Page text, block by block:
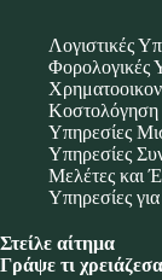
Λογιστικές
Φορολογικές
Κοστολόγηση
Υπηρεσίες
Υπηρεσίες
Μελέτες και
Υπηρεσίες για
Στείλε αίτημα
Γράψε τι